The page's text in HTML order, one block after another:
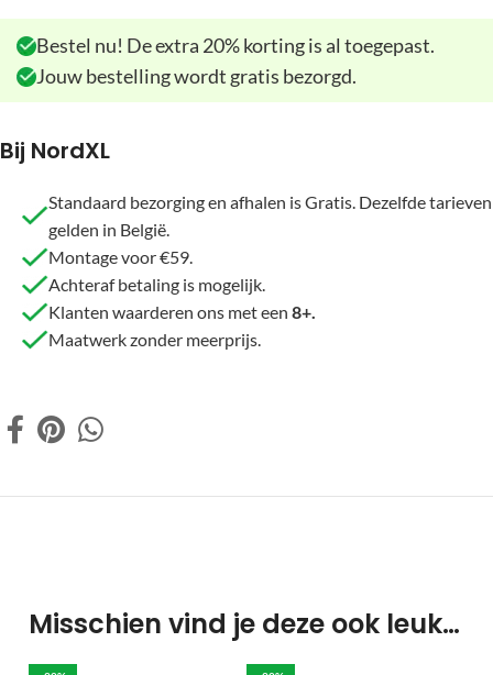
Bestel nu! De extra 20% korting is al toegepast.
Jouw bestelling wordt gratis bezorgd.
Bij NordXL
Standaard bezorging en afhalen is Gratis. Dezelfde tarieven
gelden in België.
Montage voor €59.
Achteraf betaling is mogelijk.
Klanten waarderen ons met een 8+.
Maatwerk zonder meerprijs.
Misschien vind je deze ook leuk…